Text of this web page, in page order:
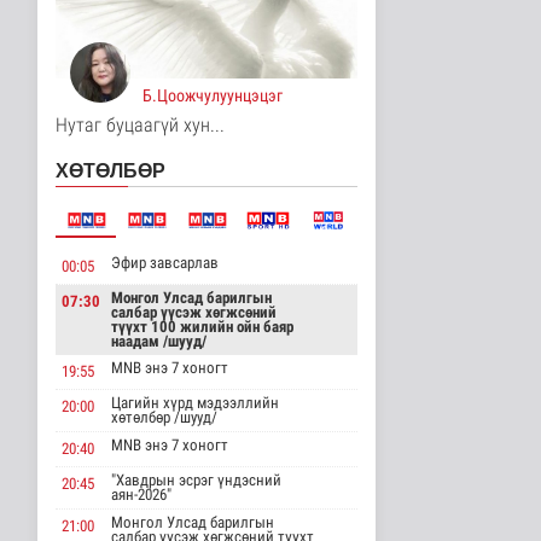
АНУ полисиликон
бүтээгдэхүүнд 15
хувийн тариф но..
Дэлхийд
6 цаг 18 минутын өмнө
зам туул..
Байгаль орчин
6 цаг 21 минутын өмнө
шаардлагатай
“Турбингенерат..
Улс төр
7 цаг 36 минутын өмнө
“Цааснаас чөлөөлье”
зөвлөлдөх хэлэлцүүлэг
боллоо
7 цаг 38 минутын өмнө
“Нүүрс-пиролизын
Б.Цоожчулуунцэцэг
Нутаг буцаагүй хун...
ХӨТӨЛБӨР
00:05 Эфир завсарлав
07:30
Монгол Улсад барилгын
салбар үүсэж хөгжсөний
түүхт 100 жилийн ойн баяр
наадам /шууд/
19:55
MNB энэ 7 хоногт
20:00
Цагийн хүрд мэдээллийн
хөтөлбөр /шууд/
20:40
MNB энэ 7 хоногт
20:45
"Хавдрын эсрэг үндэсний
аян-2026"
21:00
Монгол Улсад барилгын
салбар үүсэж хөгжсөний түүхт